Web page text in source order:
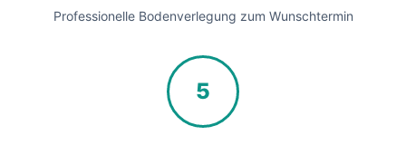
Professionelle Bodenverlegung zum Wunschtermin
5